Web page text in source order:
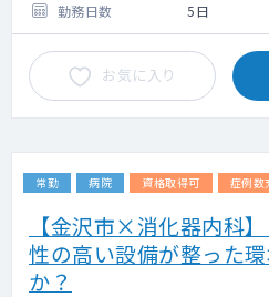
勤務日数
5日
お気に入り
常勤 病院 資格取得可 症例数
【金沢市×消化器内科
性の高い設備が整った
か？